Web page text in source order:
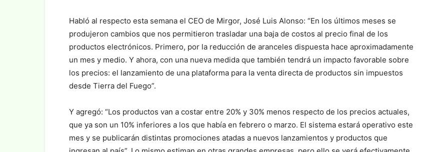
Habló al respecto esta semana el CEO de Mirgor, José Luis Alonso: “En los últimos meses se
produjeron cambios que nos permitieron trasladar una baja de costos al precio final de los
productos electrónicos. Primero, por la reducción de aranceles dispuesta hace aproximadamente
un mes y medio. Y ahora, con una nueva medida que también tendrá un impacto favorable sobre
los precios: el lanzamiento de una plataforma para la venta directa de productos sin impuestos
desde Tierra del Fuego”.
Y agregó: “Los productos van a costar entre 20% y 30% menos respecto de los precios actuales,
que ya son un 10% inferiores a los que había en febrero o marzo. El sistema estará operativo este
mes y se publicarán distintas promociones atadas a nuevos lanzamientos y productos que